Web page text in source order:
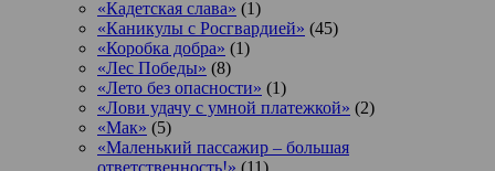
«Кадетская слава» (1)
«Каникулы с Росгвардией» (45)
«Коробка добра» (1)
«Лес Победы» (8)
«Лето без опасности» (1)
«Лови удачу с умной платежкой» (2)
«Мак» (5)
«Маленький пассажир – большая
ответственность!» (11)